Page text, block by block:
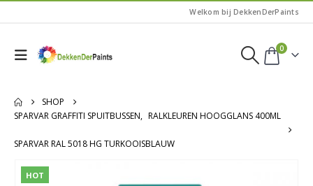
Welkom bij DekkenDerPaints
0
SHOP
SPARVAR GRAFFITI SPUITBUSSEN, RALKLEUREN HOOGGLANS 400ML
SPARVAR RAL 5018 HG TURKOOISBLAUW
HOT